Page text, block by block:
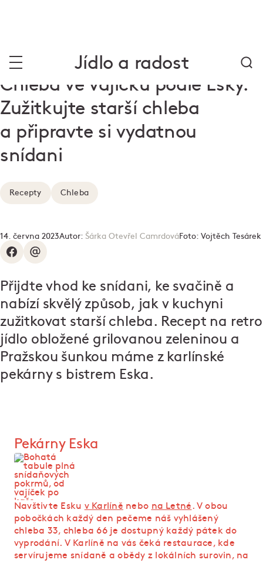
Jídlo a radost
Chleba ve vajíčku podle Esky.
Zužitkujte starší chleba
a připravte si vydatnou
snídani
Recepty Chleba
14. června 2023Autor: Šárka Otevřel CamrdováFoto: Vojtěch Tesárek
Přijdte vhod ke snídani, ke svačině a
nabízí skvělý způsob, jak v kuchyni
zužitkovat starší chleba. Recept na retro
jídlo obložené grilovanou zeleninou a
Pražskou šunkou máme z karlínské
pekárny s bistrem Eska.
Pekárny Eska
Navštivte Esku v Karlíně nebo na Letné . V obou
pobočkách každý den pečeme náš vyhlášený
chleba 33, chleba 66 je dostupný každý pátek do
vyprodání. V Karlíně na vás čeká restaurace, kde
servírujeme snídaně a obědy z lokálních surovin, na